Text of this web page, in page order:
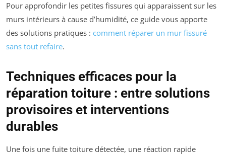
Pour approfondir les petites fissures qui apparaissent sur les
murs intérieurs à cause d’humidité, ce guide vous apporte
des solutions pratiques : comment réparer un mur fissuré
sans tout refaire.
Techniques efficaces pour la
réparation toiture : entre solutions
provisoires et interventions
durables
Une fois une fuite toiture détectée, une réaction rapide